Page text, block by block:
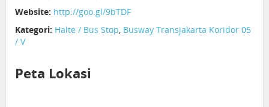
Website: http://goo.gl/9bTDF
Kategori: Halte / Bus Stop, Busway Transjakarta Koridor 05
/ V
Peta Lokasi